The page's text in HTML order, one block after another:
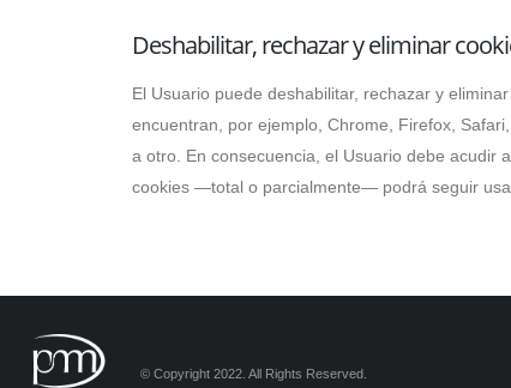
Deshabilitar, rechazar y eliminar
El Usuario puede deshabilitar, rechazar y
encuentran, por ejemplo, Chrome, Firefox,
a otro. En consecuencia, el Usuario debe acudir
cookies —total o parcialmente— podrá seguir
© Copyright 2022. All Rights Reserved.